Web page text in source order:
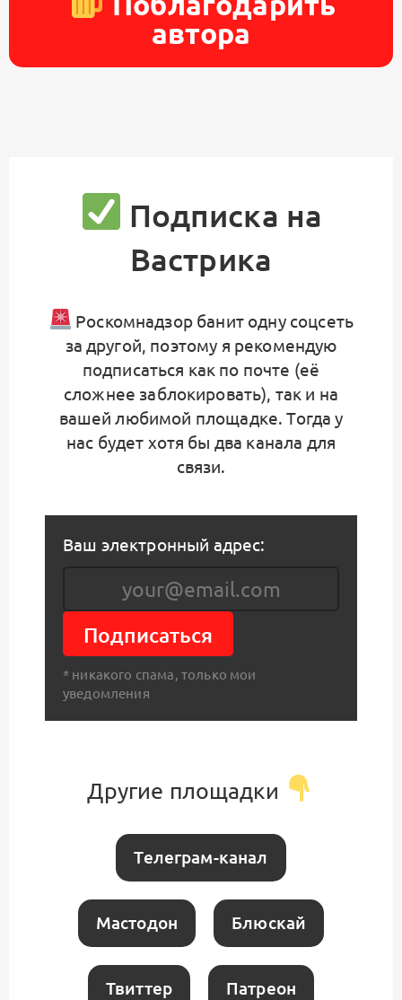
автора
Подписка на
Вастрика
Роскомнадзор банит одну соцсеть
за другой, поэтому я рекомендую
подписаться как по почте (её
сложнее заблокировать), так и на
вашей любимой площадке. Тогда у
нас будет хотя бы два канала для
связи.
Ваш электронный адрес:
Подписаться
* никакого спама, только мои
уведомления
Другие площадки
Телеграм-канал
Мастодон Блюскай
Твиттер Патреон